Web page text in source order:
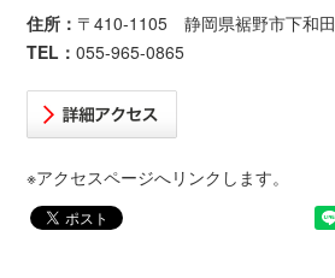
住所： 〒410-1105 静岡県裾野市下和
TEL：055-965-0865
※アクセスページへリンクします。